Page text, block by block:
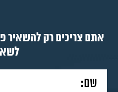
אתם צריכים רק להשאיר